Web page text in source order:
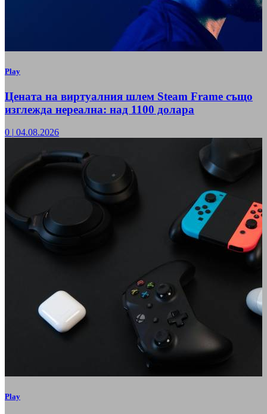
Play
Цената на виртуалния шлем Steam Frame също
изглежда нереална: над 1100 долара
0 | 04.08.2026
Play